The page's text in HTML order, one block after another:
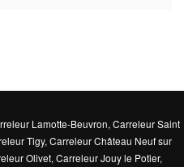
Lamotte-Beuvron,Carreleur Saint
Tigy,Carreleur Château Neuf sur
Olivet,Carreleur Jouy le Potier,